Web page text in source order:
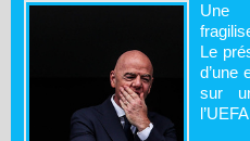
Une
Le
d’une
sur